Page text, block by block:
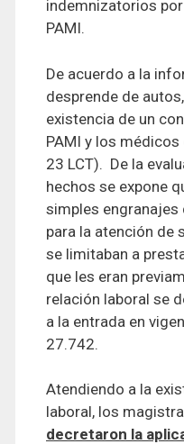
indemnizatorios
PAMI.
De acuerdo a la
desprende de
existencia de un
PAMI y los
23 LCT). De la
hechos se expone
simples engranajes
para la atención de
se limitaban a
que les eran
relación laboral se
a la entrada en
27.742.
Atendiendo a la
laboral, los
decretaron la